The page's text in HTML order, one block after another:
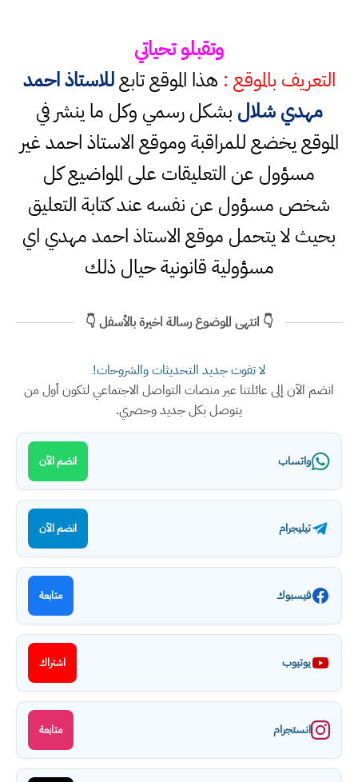
وتقبلو تحياتي
التعريف بالموقع : هذا الموقع تابعللاستاذ احمد
مهدي شلال بشكل رسمي وكل ما ينشر في
الموقع يخضع للمراقبة وموقع الاستاذ احمد غير
مسؤول عن التعليقات على المواضيع كل
شخص مسؤول عن نفسه عند كتابة التعليق
بحيث لا يتحمل موقع الاستاذ احمد مهدي اي
مسؤولية قانونية حيال ذلك
👇 انتهى الموضوع رسالة اخيرة بالأسفل 👇
لا تفوت جديد التحديثات والشروحات!
انضم الآن إلى عائلتنا عبر منصات التواصل الاجتماعي لتكون أول من
يتوصل بكل جديد وحصري.
واتساب انضم الآن
تيليجرام انضم الآن
فيسبوك متابعة
يوتيوب اشتراك
انستجرام متابعة